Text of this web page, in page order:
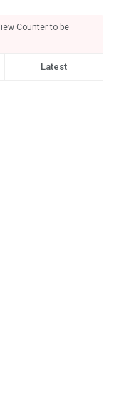
Counter to be
Latest